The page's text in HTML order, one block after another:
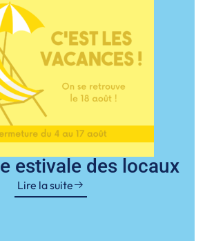
estivale des locaux
Lire la suite